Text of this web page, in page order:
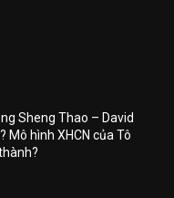
Sheng Thao – David
Mô hình XHCN của Tô